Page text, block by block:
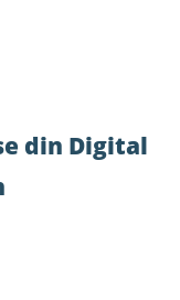
din Digital